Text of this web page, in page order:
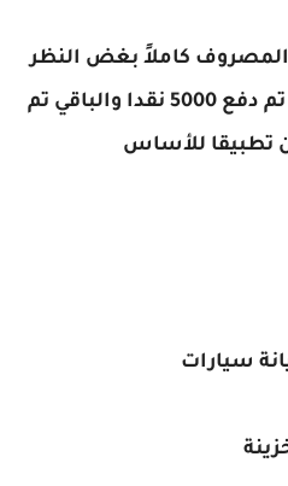
كاملاً بغض النظر
عن دفعه كاملاً ام لا حيث تم دفع 5000 نقدا والباقي تم
تطبيقا للأساس